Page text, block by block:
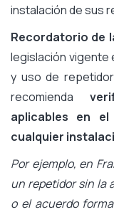
instalación de sus
Recordatorio de
legislación vigente
y uso de
recomienda
aplicables en
cualquier
Por ejemplo, en
un repetidor sin la
o el acuerdo